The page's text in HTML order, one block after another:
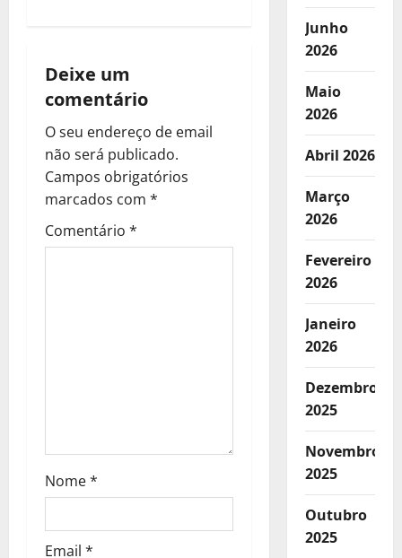
o
d
e
a
r
Deixe um
comentário
O seu endereço de email
não será publicado.
Campos obrigatórios
marcados com *
Comentário *
Nome*
Email *
Junho
2026
Maio
2026
Abril 2026
Março
2026
Fevereiro
2026
Janeiro
2026
Dezembro
2025
Novembro
2025
Outubro
2025